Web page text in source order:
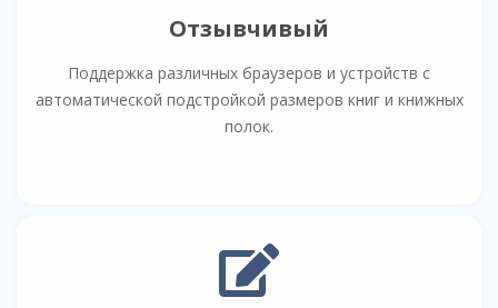
Отзывчивый
Поддержка различных браузеров и устройств с
автоматической подстройкой размеров книг и книжных
полок.